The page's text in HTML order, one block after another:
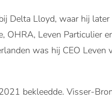
Delta Lloyd, waar hij
OHRA, Leven Particulier
was hij CEO Leven
bekleedde. Visser-